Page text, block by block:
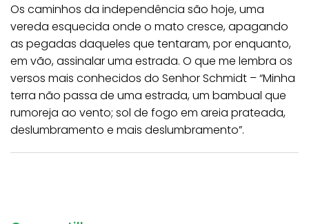
Os caminhos da independência são hoje, uma
vereda esquecida onde o mato cresce, apagando
as pegadas daqueles que tentaram, por enquanto,
em vão, assinalar uma estrada. O que me lembra os
versos mais conhecidos do Senhor Schmidt – “Minha
terra não passa de uma estrada, um bambual que
rumoreja ao vento; sol de fogo em areia prateada,
deslumbramento e mais deslumbramento”.